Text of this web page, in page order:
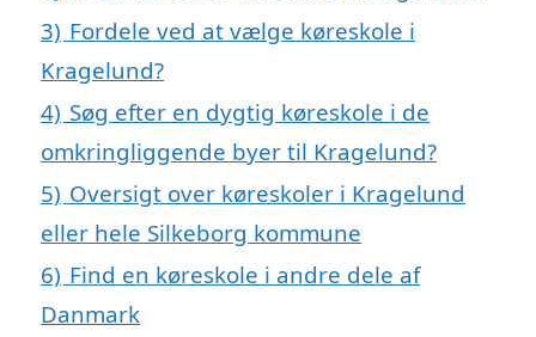
3) Fordele ved at vælge køreskole i
Kragelund?
4) Søg efter en dygtig køreskole i de
omkringliggende byer til Kragelund?
5) Oversigt over køreskoler i Kragelund
eller hele Silkeborg kommune
6) Find en køreskole i andre dele af
Danmark